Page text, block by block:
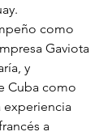
como
Gaviota
y
Cuba como
experiencia
a